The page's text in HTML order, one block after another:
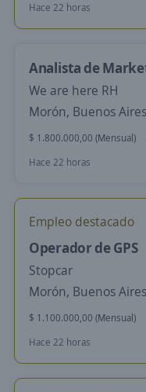
Hace 22 horas
Analista de
We are here RH
Morón, Buenos
$ 1.800.000,00 (Mensual)
Hace 22 horas
Empleo destacado
Operador de GPS
Stopcar
Morón, Buenos
$ 1.100.000,00 (Mensual)
Hace 22 horas